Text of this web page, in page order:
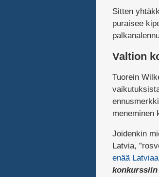
Sitten
puraisee
Valtion
Tuorein
meneminen
Joidenkin
Latvia,
enää
konkurssiin